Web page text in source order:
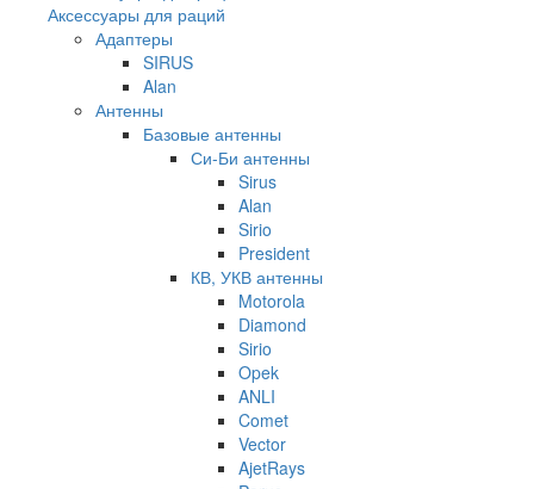
Аксессуары для раций
Адаптеры
SIRUS
Alan
Антенны
Базовые антенны
Си-Би антенны
Sirus
Alan
Sirio
President
КВ, УКВ антенны
Motorola
Diamond
Sirio
Opek
ANLI
Comet
Vector
AjetRays